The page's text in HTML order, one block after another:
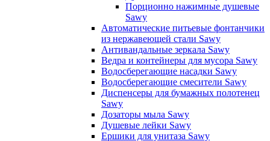
Порционно нажимные душевые
Sawy
Автоматические питьевые фонтанчики
из нержавеющей стали Sawy
Антивандальные зеркала Sawy
Ведра и контейнеры для мусора Sawy
Водосберегающие насадки Sawy
Водосберегающие смесители Sawy
Диспенсеры для бумажных полотенец
Sawy
Дозаторы мыла Sawy
Душевые лейки Sawy
Ершики для унитаза Sawy